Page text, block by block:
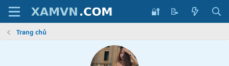
🔐 📝
Trang chủ